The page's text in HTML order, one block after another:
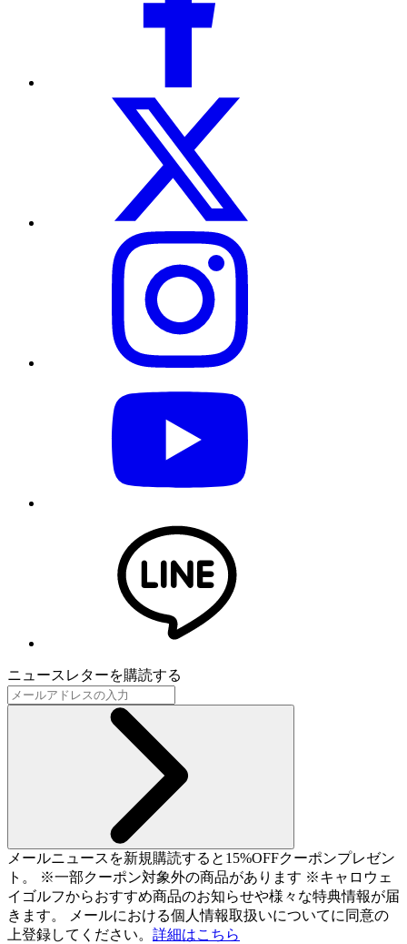
ニュースレターを購読する
メールニュースを新規購読すると15%OFFクーポンプレゼン
ト。 ※一部クーポン対象外の商品があります ※キャロウェ
イゴルフからおすすめ商品のお知らせや様々な特典情報が届
きます。 メールにおける個人情報取扱いについてに同意の
上登録してください。 詳細はこちら